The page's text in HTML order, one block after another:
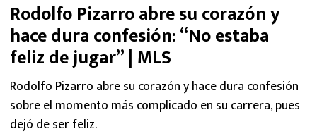
RAYADOS
PUMAS
ATLANTE
SELECCIÓN MEXICANA
Rodolfo Pizarro abre su corazón y
hace dura confesión: “No estaba
feliz de jugar” | MLS
Rodolfo Pizarro abre su corazón y hace dura confesión
sobre el momento más complicado en su carrera, pues
dejó de ser feliz.